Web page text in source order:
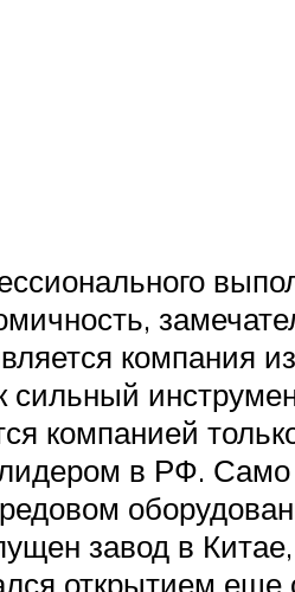
компания
сильный
компанией
в РФ.
завод в
открытием